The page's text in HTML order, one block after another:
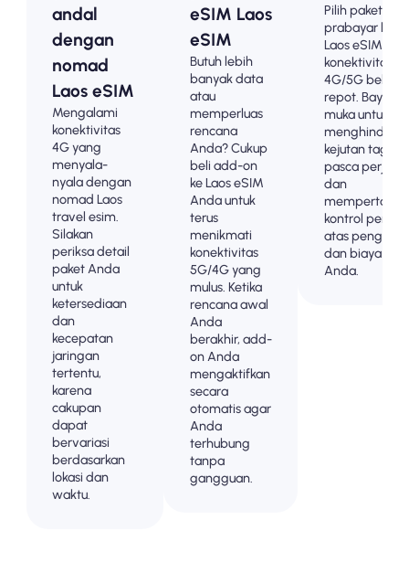
andal
dengan
nomad
Laos eSIM
Mengalami
konektivitas
4G yang
menyala-
nyala dengan
nomad Laos
travel esim.
Silakan
periksa detail
paket Anda
untuk
ketersediaan
dan
kecepatan
jaringan
tertentu,
karena
cakupan
dapat
bervariasi
berdasarkan
lokasi dan
waktu.
eSIM Laos
eSIM
Butuh lebih
banyak data
atau
memperluas
rencana
Anda? Cukup
beli add-on
ke Laos eSIM
Anda untuk
terus
menikmati
konektivitas
5G/4G yang
mulus. Ketika
rencana awal
Anda
berakhir, add-
on Anda
mengaktifkan
secara
otomatis agar
Anda
terhubung
tanpa
gangguan.
Pilih paket
prabayar kami
Laos eSIM
konektivitas
4G/5G bebas
repot. Bayar di
muka untuk
menghindari
kejutan
pasca
dan
kontrol penuh
atas
dan biaya
Anda.